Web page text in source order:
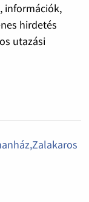
információk,
hirdetés
utazási